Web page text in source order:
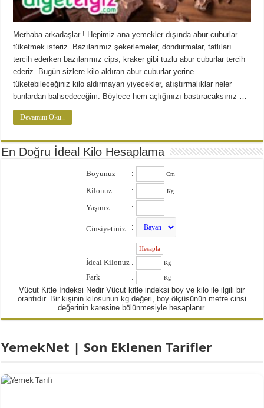
Merhaba arkadaşlar ! Hepimiz ana yemekler dışında abur cuburlar
tüketmek isteriz. Bazılarımız şekerlemeler, dondurmalar, tatlıları
tercih ederken bazılarımız cips, kraker gibi tuzlu abur cuburlar tercih
ederiz. Bugün sizlere kilo aldıran abur cuburlar yerine
tüketebileceğiniz kilo aldırmayan yiyecekler, atıştırmalıklar neler
bunlardan bahsedeceğim. Böylece hem açlığınızı bastıracaksınız …
Devamını Oku..
En Doğru İdeal Kilo Hesaplama
Boyunuz : Cm
Kilonuz : Kg
Yaşınız :
Cinsiyetiniz :
İdeal Kilonuz : Kg
Fark : Kg
Vücut Kitle İndeksi Nedir Vücut kitle indeksi boy ve kilo ile ilgili bir
orantıdır. Bir kişinin kilosunun kg değeri, boy ölçüsünün metre cinsi
değerinin karesine bölünmesiyle hesaplanır.
YemekNet | Son Eklenen Tarifler